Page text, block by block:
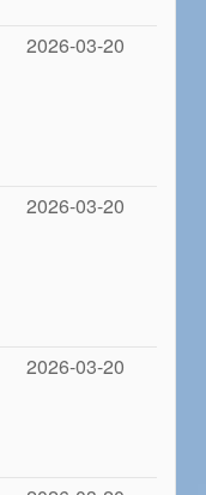
2026-03-20
2026-03-20
2026-03-20